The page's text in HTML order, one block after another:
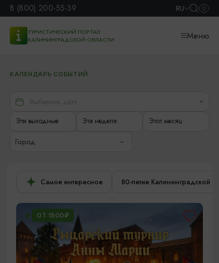
8 (800) 200-55-39 RU
ТУРИСТИЧЕСКИЙ ПОРТАЛ
КАЛИНИНГРАДСКОЙ ОБЛАСТИ
Меню
КАЛЕНДАРЬ СОБЫТИЙ
Эти выходные Эта неделя Этот месяц
Город
Самое интересное 80-летие Калининградской
ОТ 1500₽